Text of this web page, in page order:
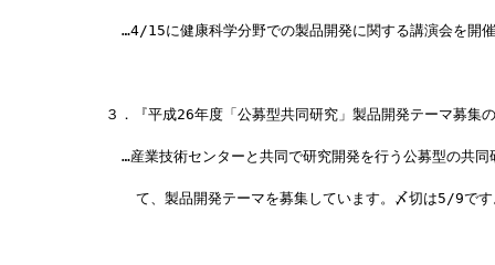
…4/15に健康科学分野での製品開発に関する講演会を開催
３．『平成26年度「公募型共同研究」製品開発テーマ募集の
…産業技術センターと共同で研究開発を行う公募型の共同
て、製品開発テーマを募集しています。〆切は5/9です